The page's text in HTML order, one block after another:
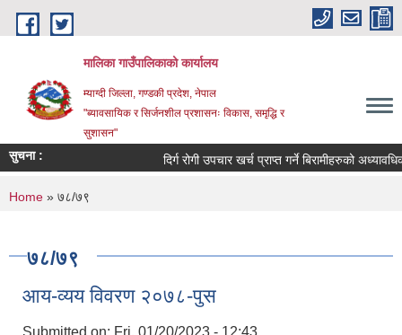
Skip to main content
मालिका गाउँपालिकाको कार्यालय
म्याग्दी जिल्ला, गण्डकी प्रदेश, नेपाल
"ब्यावसायिक र सिर्जनशील प्रशासनः विकास, समृद्धि र
सुशासन"
सुचना : दिर्ग रोगी उपचार खर्च प्राप्त गर्ने बिरामीहरुको
You are here
Home » ७८/७९
७८/७९
आय-व्यय विवरण २०७८-पुस